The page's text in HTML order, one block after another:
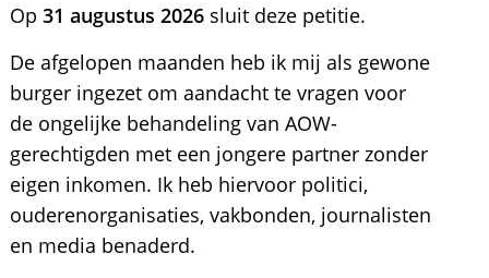
Op 31 augustus 2026sluit deze petitie.
De afgelopen maanden heb ik mij als gewone
burger ingezet om aandacht te vragen voor
de ongelijke behandeling van AOW-
gerechtigden met een jongere partner zonder
eigen inkomen. Ik heb hiervoor politici,
ouderenorganisaties, vakbonden, journalisten
en media benaderd.